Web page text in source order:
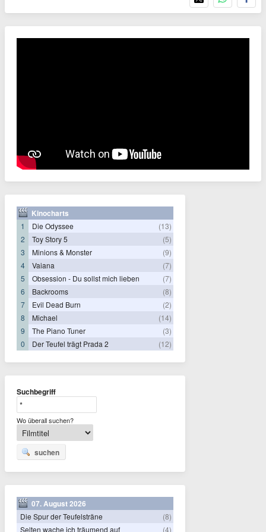
Kinocharts
1 Die Odyssee
(13)
2
Toy Story 5
(5)
3
Minions & Monster
(9)
4
Vaiana
(7)
5
Obsession - Du sollst mich lieben
(7)
6
Backrooms
(8)
7
Evil Dead Burn
(2)
8
Michael
(14)
9
The Piano Tuner
(3)
0
Der Teufel trägt Prada 2 (12)
Suchbegriff
Wo überall suchen?
suchen
07. August 2026
Die Spur der Teufelsträne
(8)
Selten wache ich träumend auf
(4)